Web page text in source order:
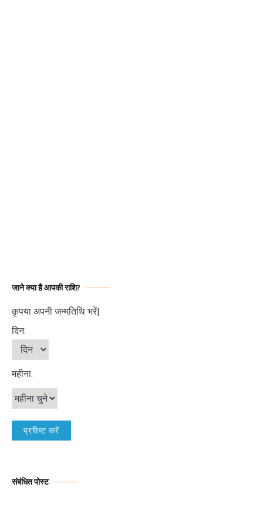
जाने क्या है आपकी राशि?
कृपया अपनी जन्मतिथि भरें|
दिन:
महीना:
संबंधित पोस्ट